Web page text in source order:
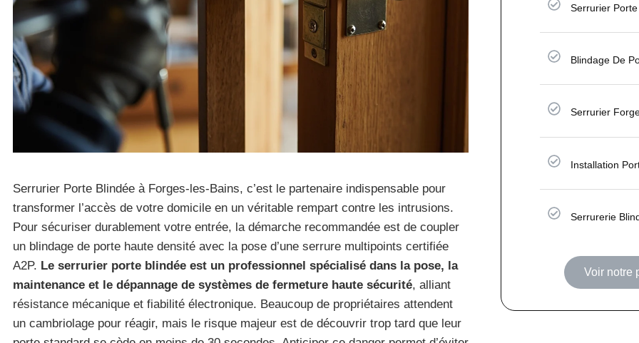
Serrurier Porte Blindée à Forges-les-Bains, c’est le partenaire indispensable pour
transformer l’accès de votre domicile en un véritable rempart contre les intrusions.
Pour sécuriser durablement votre entrée, la démarche recommandée est de coupler
un blindage de porte haute densité avec la pose d’une serrure multipoints certifiée
A2P. Le serrurier porte blindée est un professionnel spécialisé dans la pose, la
maintenance et le dépannage de systèmes de fermeture haute sécurité, alliant
résistance mécanique et fiabilité électronique. Beaucoup de propriétaires attendent
un cambriolage pour réagir, mais le risque majeur est de découvrir trop tard que leur
Serrurier
Blindage De
Serrurier
Installation
Serrurerie
Voir notre